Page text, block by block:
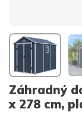
Záhradný
x 278 cm,